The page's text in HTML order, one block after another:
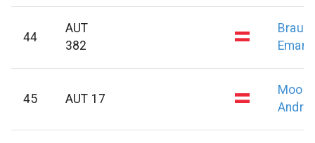
44
AUT
382
45 AUT 17